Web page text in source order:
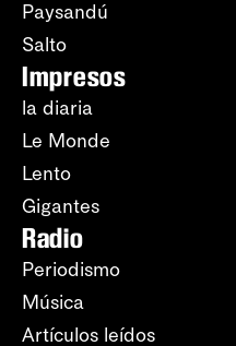
Paysandú
Salto
Impresos
la diaria
Le Monde
Lento
Gigantes
Radio
Periodismo
Música
Artículos leídos